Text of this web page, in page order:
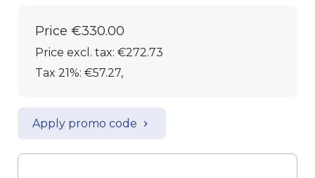
Price €330.00
Price excl. tax: €272.73
Tax 21%: €57.27,
Apply promo code